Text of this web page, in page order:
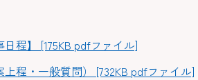
程】 [175KB pdfファイル]
程・一般質問） [732KB pdfファイル]